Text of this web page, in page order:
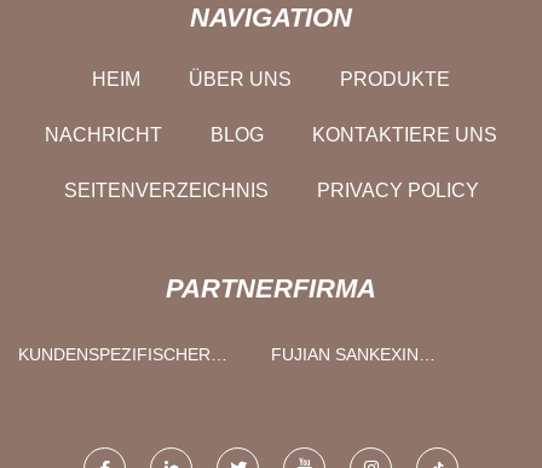
NAVIGATION
HEIM ÜBER UNS PRODUKTE
NACHRICHT BLOG KONTAKTIERE UNS
SEITENVERZEICHNIS PRIVACY POLICY
PARTNERFIRMA
KUNDENSPEZIFISCHER
FUJIAN SANKEXIN